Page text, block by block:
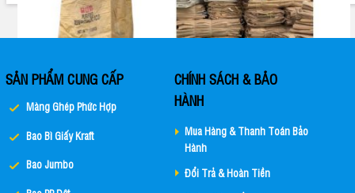
Bao jumbo cũ giá rẻ
SẢN PHẨM CUNG CẤP
Màng Ghép Phức Hợp
Bao Bì Giấy Kraft
Bao Jumbo
CHÍNH SÁCH & BẢO
HÀNH
Mua Hàng & Thanh Toán Bảo
Hành
Đổi Trả & Hoàn Tiền